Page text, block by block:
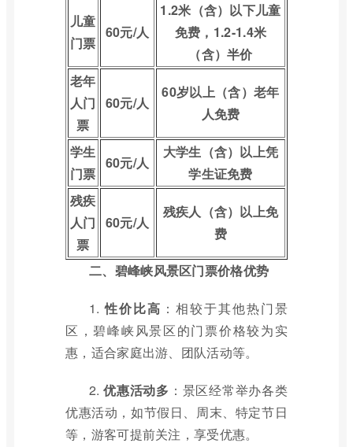
儿童
门票
60元/人
1.2米（含）以下儿童
免费，1.2-1.4米
（含）半价
老年
人门
票
60元/人
60岁以上（含）老年
人免费
学生
门票
60元/人
大学生（含）以上凭
学生证免费
残疾
人门
票
60元/人
残疾人（含）以上免
费
二、碧峰峡风景区门票价格优势
1.性价比高 ：相较于其他热门景
区，碧峰峡风景区的门票价格较为实
惠，适合家庭出游、团队活动等。
2.优惠活动多 ：景区经常举办各类
优惠活动，如节假日、周末、特定节日
等，游客可提前关注，享受优惠。